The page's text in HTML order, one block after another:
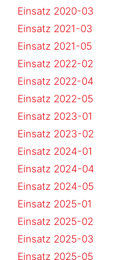
Einsatz 2020-03
Einsatz 2021-03
Einsatz 2021-05
Einsatz 2022-02
Einsatz 2022-04
Einsatz 2022-05
Einsatz 2023-01
Einsatz 2023-02
Einsatz 2024-01
Einsatz 2024-04
Einsatz 2024-05
Einsatz 2025-01
Einsatz 2025-02
Einsatz 2025-03
Einsatz 2025-05